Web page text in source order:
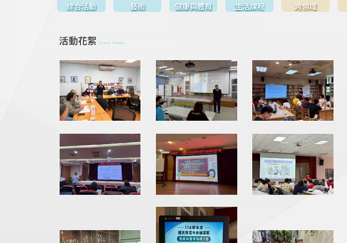
綜合活動 藝術 健康與體育 生活課程 跨領域
活動花絮 Event Photos